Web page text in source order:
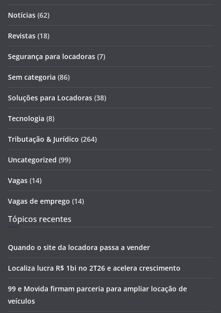
Notícias (62)
Revistas (18)
Segurança para locadoras (7)
Sem categoria (86)
Soluções para Locadoras (38)
Tecnologia (8)
Tributação & Jurídico (264)
Uncategorized (99)
Vagas (14)
Vagas de emprego (14)
Tópicos recentes
Quando o site da locadora passa a vender
Localiza lucra R$ 1bi no 2T26 e acelera crescimento
99 e Movida firmam parceria para ampliar locação de
veículos